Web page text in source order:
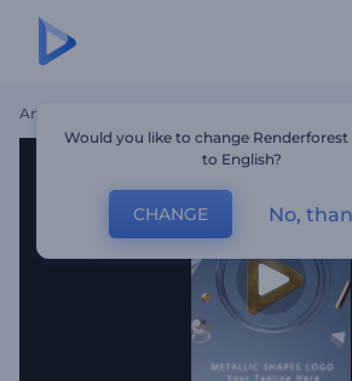
Ana Sayfa
Would you like to change Renderforest
to English?
CHANGE No,